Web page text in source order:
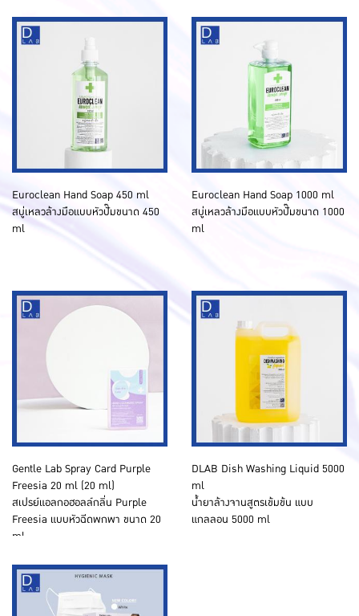
Euroclean Hand Soap 450 ml
สบู่เหลวล้างมือแบบหัวปั๊มขนาด 450
ml
Euroclean Hand Soap 1000 ml
สบู่เหลวล้างมือแบบหัวปั๊มขนาด 1000
ml
Gentle Lab Spray Card Purple
Freesia 20 ml (20 ml)
สเปรย์แอลกอฮอลล์กลิ่น Purple
Freesia แบบหัวฉีดพกพา ขนาด 20
ml
DLAB Dish Washing Liquid 5000
ml
น้ำยาล้างจานสูตรเข้มข้น แบบ
แกลลอน 5000 ml